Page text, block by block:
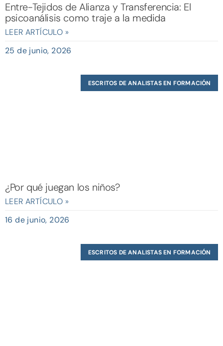
Entre-Tejidos de Alianza y Transferencia: El
psicoanálisis como traje a la medida
LEER ARTÍCULO »
25 de junio, 2026
ESCRITOS DE ANALISTAS EN FORMACIÓN
¿Por qué juegan los niños?
LEER ARTÍCULO »
16 de junio, 2026
ESCRITOS DE ANALISTAS EN FORMACIÓN